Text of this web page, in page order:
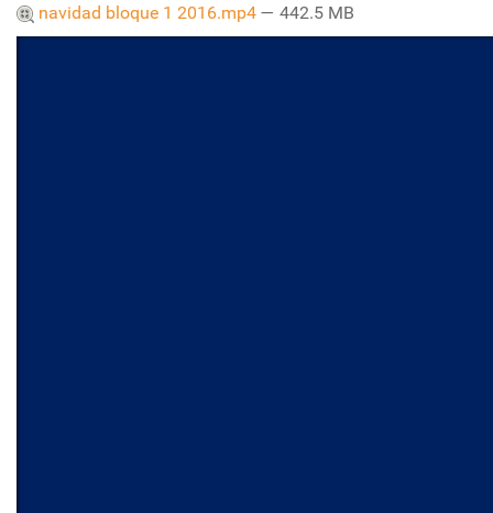
navidad bloque 1 2016.mp4 — 442.5 MB